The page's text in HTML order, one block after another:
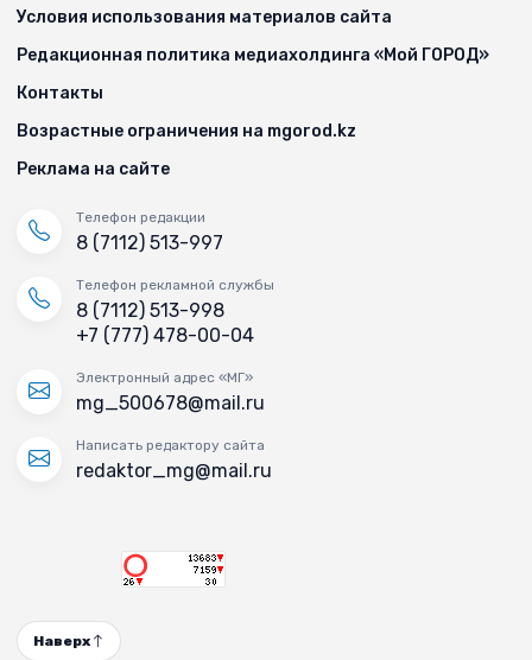
Условия использования материалов сайта
Редакционная политика медиахолдинга «Мой ГОРОД»
Контакты
Возрастные ограничения на mgorod.kz
Реклама на сайте
Телефон редакции
8 (7112) 513-997
Телефон рекламной службы
8 (7112) 513-998
+7 (777) 478-00-04
Электронный адрес «МГ»
mg_500678@mail.ru
Написать редактору сайта
redaktor_mg@mail.ru
Наверх